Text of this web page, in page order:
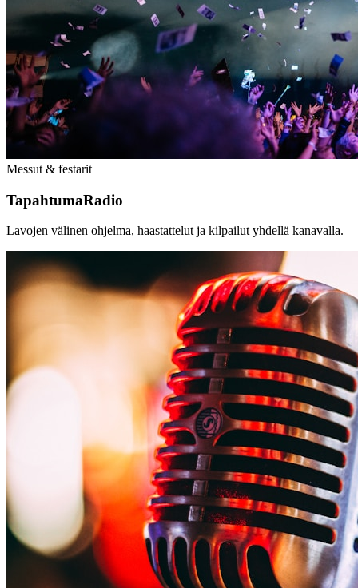
Messut & festarit
TapahtumaRadio
Lavojen välinen ohjelma, haastattelut ja kilpailut yhdellä kanavalla.